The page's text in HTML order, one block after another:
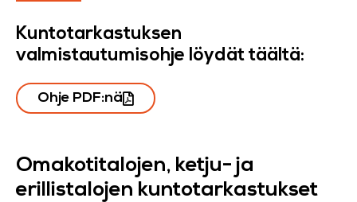
Kuntotarkastuksen
valmistautumisohje löydät täältä:
Ohje PDF:nä
Omakotitalojen, ketju- ja
erillistalojen kuntotarkastukset